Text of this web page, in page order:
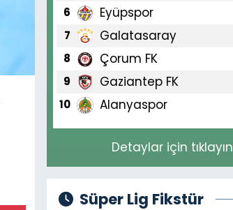
6 Eyüpspor
7 Galatasaray
8 Çorum FK
9 Gaziantep FK
10 Alanyaspor
Detaylar için tıklayın
Süper Lig Fikstür